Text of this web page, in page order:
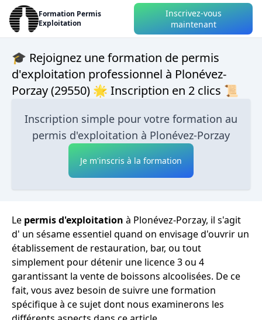
Formation Permis
Exploitation
Inscrivez-vous
maintenant
🎓 Rejoignez une formation de permis
d'exploitation professionnel à Plonévez-
Porzay (29550) 🌟 Inscription en 2 clics 📜
Inscription simple pour votre formation au
permis d'exploitation à Plonévez-Porzay
Je m'inscris à la formation
Le permis d'exploitation à Plonévez-Porzay, il s'agit
d' un sésame essentiel quand on envisage d'ouvrir un
établissement de restauration, bar, ou tout
simplement pour détenir une licence 3 ou 4
garantissant la vente de boissons alcoolisées. De ce
fait, vous avez besoin de suivre une formation
spécifique à ce sujet dont nous examinerons les